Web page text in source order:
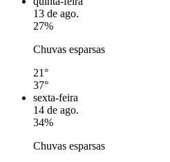
13 de ago.
27%
Chuvas esparsas
21°
37°
sexta-feira
14 de ago.
34%
Chuvas esparsas